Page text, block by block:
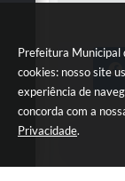
Prefeitura Municipal
cookies: nosso site
experiência de
concorda com a
Privacidade.